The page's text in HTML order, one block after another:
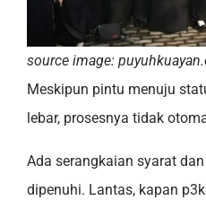
source image:
Meskipun pintu menuju
lebar, prosesnya tidak
Ada serangkaian syarat
dipenuhi. Lantas, kapan